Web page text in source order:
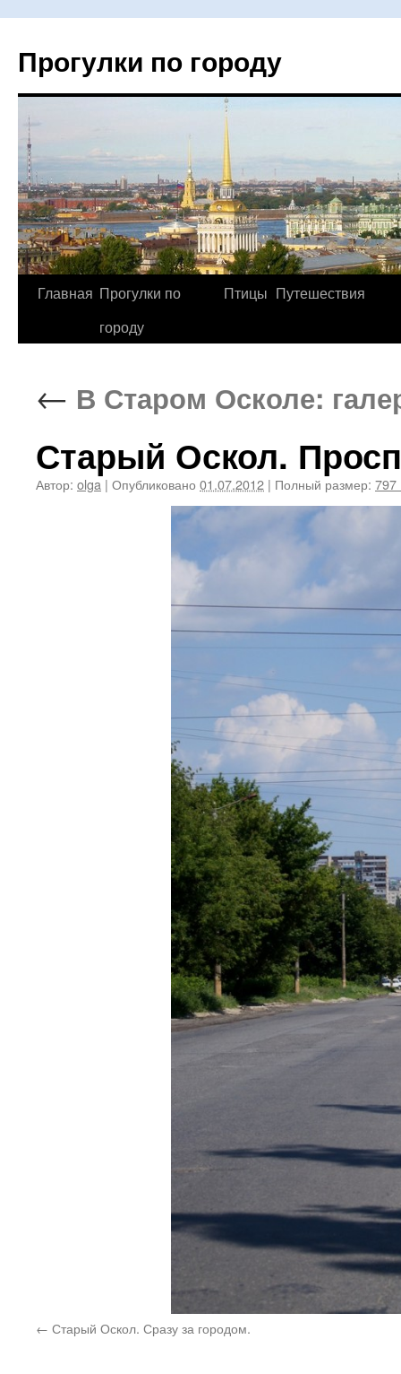
Прогулки по городу
Перейти
Главная Прогулки по
городу
Птицы Путешествия
← В Старом Осколе:
Старый Оскол.
Автор: olga | Опубликовано 01.07.2012 | Полный размер: 797
Старый Оскол. Сразу за городом.